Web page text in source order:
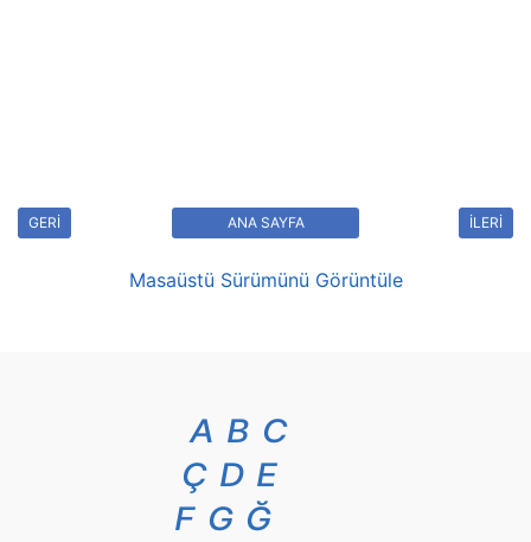
GERİ İLERİ
ANA SAYFA
Masaüstü Sürümünü Görüntüle
A B C
Ç D E
F G Ğ